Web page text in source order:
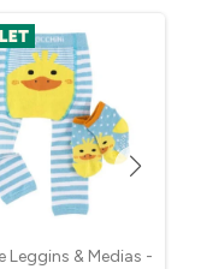
Leggins & Medias -